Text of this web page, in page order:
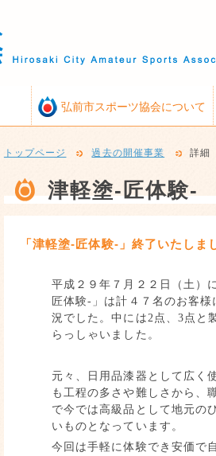
弘前市スポーツ協会について
トップページ 過去の開催事業 詳細
津軽塗-匠体験-
「津軽塗‐匠体験‐」終了いたしま
平成２９年７月２２日（土）
匠体験‐」は計４７名のお客
況でした。中には2 点、 3点と
らっしゃいました。
元々、日用品漆器として広く
も工程の多さや難しさから、
で今では高級品として地元の
いものとなっています。
今回は手軽に体験でき安価で